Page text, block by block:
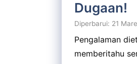
Dugaan!
Diperbarui: 21
Pengalaman
memberitahu